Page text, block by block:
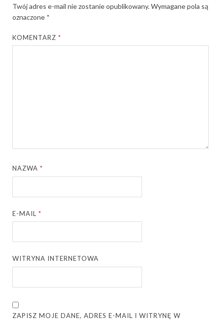
Twój adres e-mail nie zostanie opublikowany.Wymagane pola są
oznaczone *
KOMENTARZ*
NAZWA*
E-MAIL*
WITRYNA INTERNETOWA
ZAPISZ MOJE DANE, ADRES E-MAIL I WITRYNĘ W